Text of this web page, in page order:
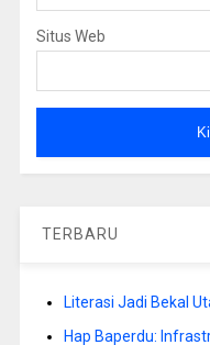
Situs Web
TERBARU
Literasi Jadi Bekal
Hap Baperdu: